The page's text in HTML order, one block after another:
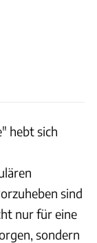
hebt sich
sind
nur für eine
sondern